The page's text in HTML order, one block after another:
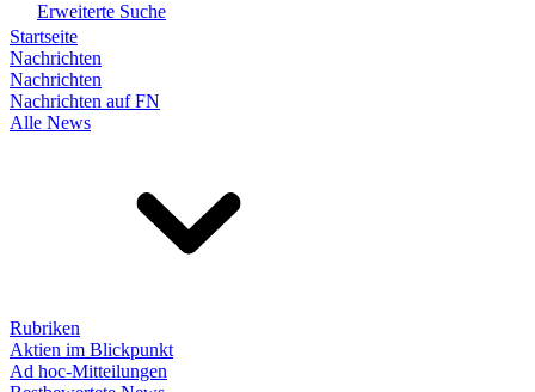
Erweiterte Suche
Startseite
Nachrichten
Nachrichten
Nachrichten auf FN
Alle News
Rubriken
Aktien im Blickpunkt
Ad hoc-Mitteilungen